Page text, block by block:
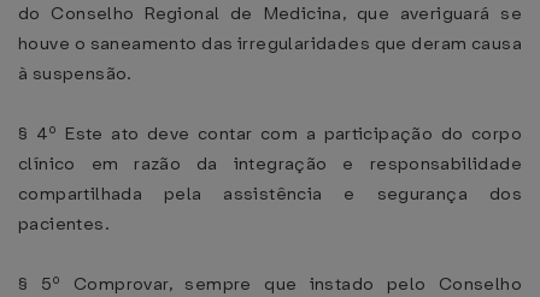
do Conselho Regional de Medicina, que averiguará se
houve o saneamento das irregularidades que deram causa
à suspensão.
§ 4º Este ato deve contar com a participação do corpo
clínico em razão da integração e responsabilidade
compartilhada pela assistência e segurança dos
pacientes.
§ 5º Comprovar, sempre que instado pelo Conselho